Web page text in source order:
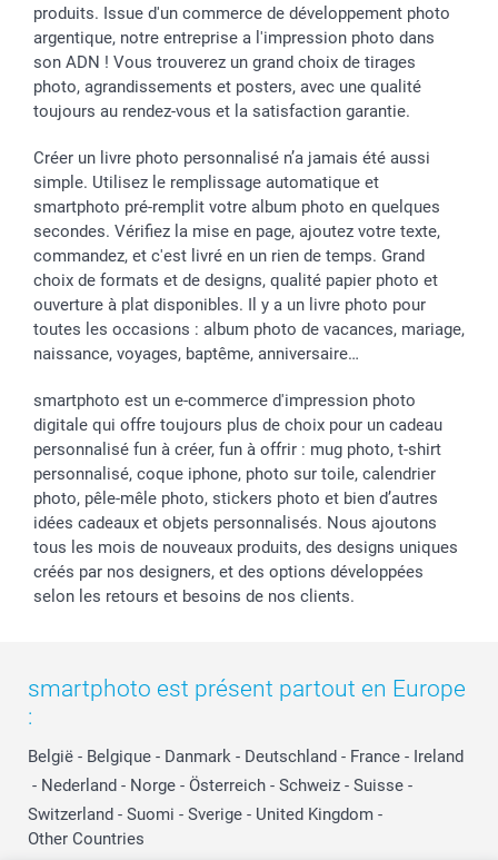
produits. Issue d'un commerce de développement photo
argentique, notre entreprise a l'impression photo dans
son ADN ! Vous trouverez un grand choix de tirages
photo, agrandissements et posters, avec une qualité
toujours au rendez-vous et la satisfaction garantie.
Créer un livre photo personnalisé n’a jamais été aussi
simple. Utilisez le remplissage automatique et
smartphoto pré-remplit votre album photo en quelques
secondes. Vérifiez la mise en page, ajoutez votre texte,
commandez, et c'est livré en un rien de temps. Grand
choix de formats et de designs, qualité papier photo et
ouverture à plat disponibles. Il y a un livre photo pour
toutes les occasions : album photo de vacances, mariage,
naissance, voyages, baptême, anniversaire…
smartphoto est un e-commerce d'impression photo
digitale qui offre toujours plus de choix pour un cadeau
personnalisé fun à créer, fun à offrir : mug photo, t-shirt
personnalisé, coque iphone, photo sur toile, calendrier
photo, pêle-mêle photo, stickers photo et bien d’autres
idées cadeaux et objets personnalisés. Nous ajoutons
tous les mois de nouveaux produits, des designs uniques
créés par nos designers, et des options développées
selon les retours et besoins de nos clients.
smartphoto est présent partout en Europe
:
België - Belgique - Danmark - Deutschland - France - Ireland
- Nederland - Norge - Österreich - Schweiz - Suisse -
Switzerland - Suomi - Sverige - United Kingdom -
Other Countries